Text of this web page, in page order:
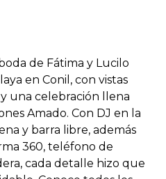
de Fátima y Lucilo
en Conil, con vistas
una celebración llena
Amado. Con DJ en la
y barra libre, además
360, teléfono de
cada detalle hizo que